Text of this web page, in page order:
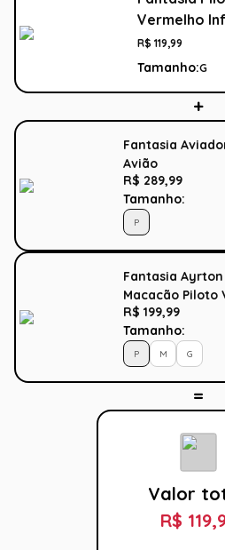
Vermelho
R$ 119,99
Tamanho:G
Fantasia
Avião
R$ 289,99
Tamanho:
P
Fantasia
Macacão Piloto
R$ 199,99
Tamanho:
P M G
Valor
R$